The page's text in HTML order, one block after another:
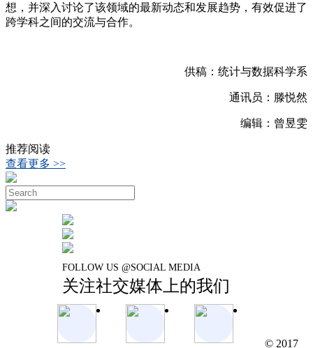
想，并深入讨论了该领域的最新动态和发展趋势，有效促进了
跨学科之间的交流与合作。
供稿：统计与数据科学系
通讯员：滕悦然
编辑：曾昱雯
推荐阅读
查看更多 >>
FOLLOW US @SOCIAL MEDIA
关注社交媒体上的我们
© 2017